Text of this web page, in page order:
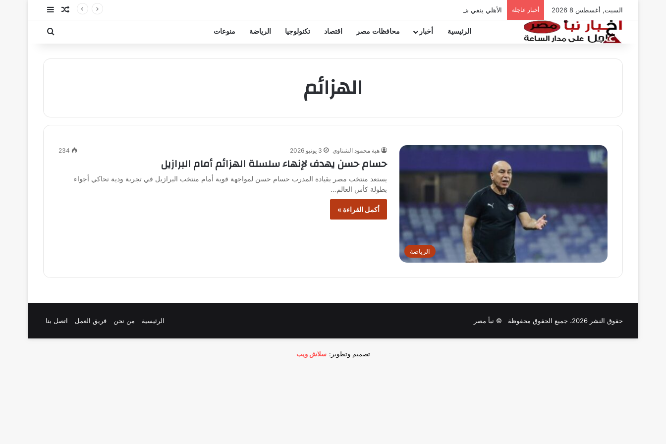
السبت, أغسطس 8 2026 أخبار عاجلة الأهلي ينفي شائعات تخفيض عقود زيزو والشناوي مقال عشوائي
إضافة عمود
الرئيسية أخبار محافظات مصر اقتصاد تكنولوجيا الرياضة منوعات بحث عن
الهزائم
الرياضة
هبة محمود الشناوي 3 يونيو 2026 234
حسام حسن يهدف لإنهاء سلسلة الهزائم أمام البرازيل
يستعد منتخب مصر بقيادة المدرب حسام حسن لمواجهة قوية أمام منتخب البرازيل في تجربة ودية تحاكي أجواء
بطولة كأس العالم…
أكمل القراءة »
حقوق النشر 2026، جميع الحقوق محفوظة © نبأ مصر الرئيسية من نحن فريق العمل اتصل بنا
تصميم وتطوير: سلاش ويب